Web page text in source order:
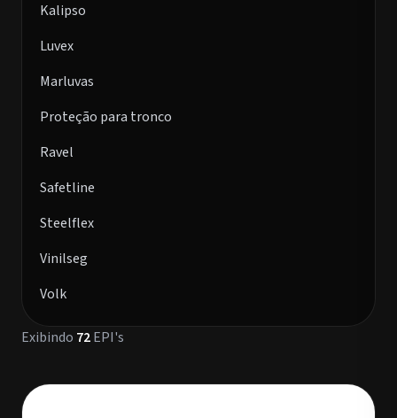
Kalipso
Luvex
Marluvas
Proteção para tronco
Ravel
Safetline
Steelflex
Vinilseg
Volk
Exibindo 72EPI's